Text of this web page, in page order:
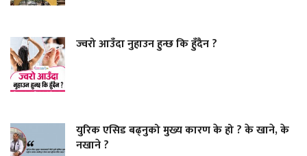
ज्वरो आउँदा नुहाउन हुन्छ कि हुँदैन ?
युरिक एसिड बढ्नुको मुख्य कारण के हो ? के खाने, के
नखाने ?